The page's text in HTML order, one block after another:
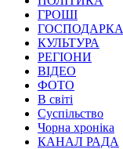
ГРОШІ
ГОСПОДАРКА
КУЛЬТУРА
РЕГІОНИ
ВІДЕО
ФОТО
В світі
Суспільство
Чорна хроніка
КАНАЛ РАДА